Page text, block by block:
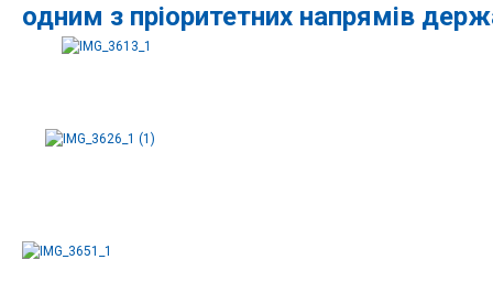
одним з пріоритетних напрямів